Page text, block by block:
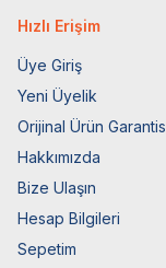
Hızlı Erişim
Üye Giriş
Yeni Üyelik
Orijinal Ürün
Hakkımızda
Bize Ulaşın
Hesap Bilgileri
Sepetim